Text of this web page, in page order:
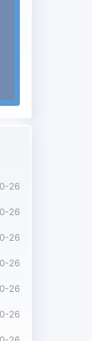
为99.6%丙
学工程与
量要
3%以下。
24卷钟英
系统流程
行模拟,采
数据对比
装置丙烯
的方法,即
二烯0.016
吻合。在
中
业数表2模
料量/(th-
26
26
26
26
26
26